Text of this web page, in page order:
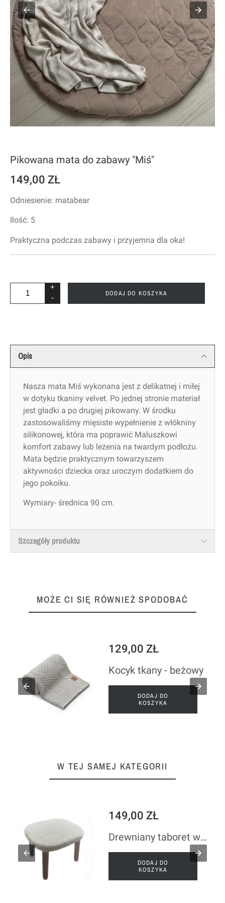
Pikowana mata do zabawy "Miś"
149,00 ZŁ
Odniesienie: matabear
Ilość: 5
Praktyczna podczas zabawy i przyjemna dla oka!
+
-
DODAJ DO KOSZYKA
Opis
Nasza mata Miś wykonana jest z delikatnej i miłej
w dotyku tkaniny velvet. Po jednej stronie materiał
jest gładki a po drugiej pikowany. W środku
zastosowaliśmy mięsiste wypełnienie z włókniny
silikonowej, która ma poprawić Maluszkowi
komfort zabawy lub leżenia na twardym podłożu.
Mata będzie praktycznym towarzyszem
aktywności dziecka oraz uroczym dodatkiem do
jego pokoiku.
Wymiary- średnica 90 cm.
Szczegóły produktu
MOŻE CI SIĘ RÓWNIEŻ SPODOBAĆ
129,00 ZŁ
Kocyk tkany - beżowy
DODAJ DO
KOSZYKA
W TEJ SAMEJ KATEGORII
149,00 ZŁ
Drewniany taboret w kolorze różowym z pokrowcem
DODAJ DO
KOSZYKA